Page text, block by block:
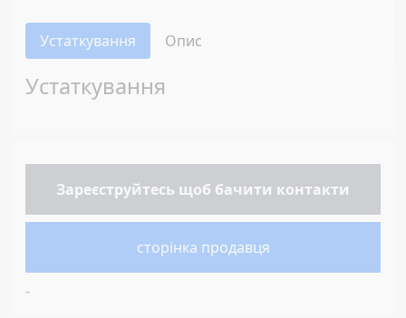
Устаткування Опис
Устаткування
Зареєструйтесь щоб бачити контакти
сторінка продавця
-